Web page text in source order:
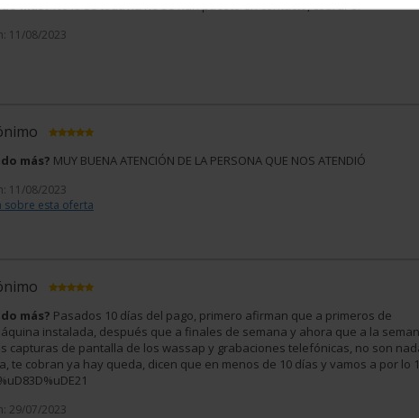
más?No lo sé todavía no se han puesto en contacto, cobrar si
11/08/2023
más? MUY BUENA ATENCIÓN DE LA PERSONA QUE NOS ATENDIÓ
11/08/2023
sobre esta oferta
más? Pasados 10 días del pago, primero afirman que a primeros de
instalada, después que a finales de semana y ahora que a la
capturas de pantalla de los wassap y grabaciones telefónicas, no son
te cobran ya hay queda, dicen que en menos de 10 días y vamos a por lo
29/07/2023